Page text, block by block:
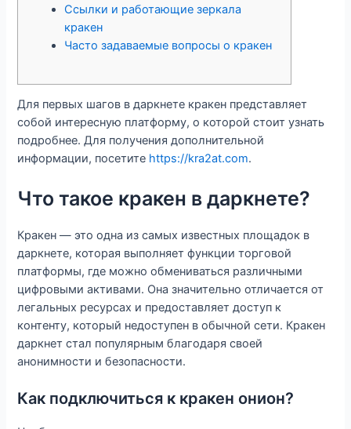
Ссылки и работающие зеркала
кракен
Часто задаваемые вопросы о кракен
Для первых шагов в даркнете кракен представляет
собой интересную платформу, о которой стоит узнать
подробнее. Для получения дополнительной
информации, посетите https://kra2at.com.
Что такое кракен в даркнете?
Кракен — это одна из самых известных площадок в
даркнете, которая выполняет функции торговой
платформы, где можно обмениваться различными
цифровыми активами. Она значительно отличается от
легальных ресурсах и предоставляет доступ к
контенту, который недоступен в обычной сети. Кракен
даркнет стал популярным благодаря своей
анонимности и безопасности.
Как подключиться к кракен онион?